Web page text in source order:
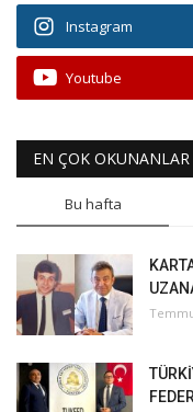
Instagram
Youtube
EN ÇOK OKUNANLAR
Bu hafta